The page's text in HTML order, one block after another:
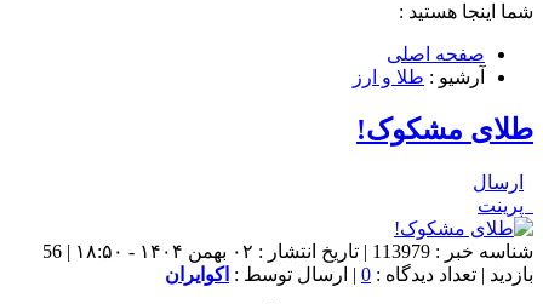
شما اینجا هستید :
صفحه اصلی
آرشیو : طلا و ارز
طلای مشکوک!
ارسال
پرینت
شناسه خبر : 113979 | تاریخ انتشار : ۰۲ بهمن ۱۴۰۴ - ۱۸:۵۰ | 56
بازدید | تعداد دیدگاه : 0 | ارسال توسط : اکوایران